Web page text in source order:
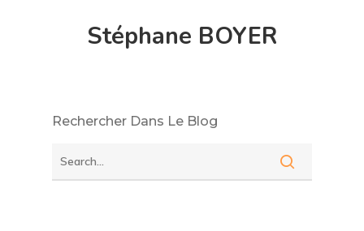
Stéphane BOYER
Rechercher Dans Le Blog